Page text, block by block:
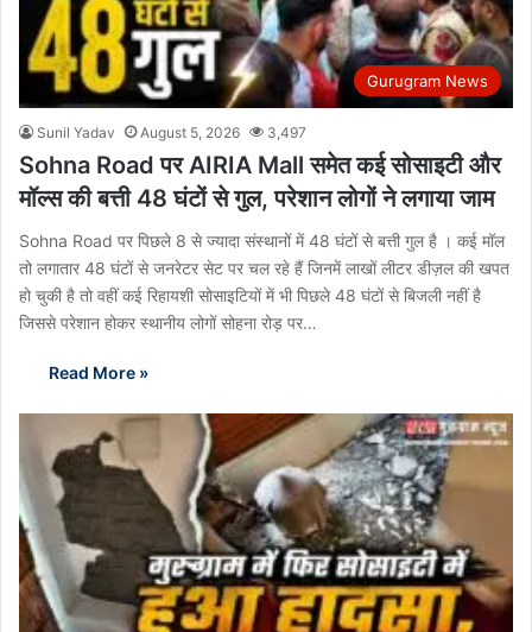
Gurugram News
Sunil Yadav August 5, 2026 3,497
Sohna Road पर AIRIA Mall समेत कई सोसाइटी और
मॉल्स की बत्ती 48 घंटों से गुल, परेशान लोगों ने लगाया जाम
Sohna Road पर पिछले 8 से ज्यादा संस्थानों में 48 घंटों से बत्ती गुल है । कई मॉल
तो लगातार 48 घंटों से जनरेटर सेट पर चल रहे हैं जिनमें लाखों लीटर डीज़ल की खपत
हो चुकी है तो वहीं कई रिहायशी सोसाइटियों में भी पिछले 48 घंटों से बिजली नहीं है
जिससे परेशान होकर स्थानीय लोगों सोहना रोड़ पर…
Read More »